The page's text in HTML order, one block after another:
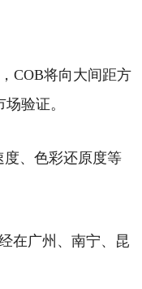
COB将向大间距方
验证。
、色彩还原度等
在广州、南宁、昆